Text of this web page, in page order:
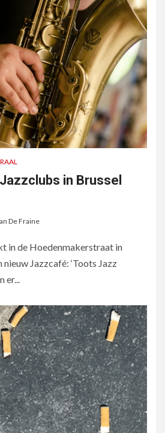
in Brussel
De Fraine
in de Hoedenmakerstraat in
nieuw Jazzcafé: ‘Toots Jazz
er...